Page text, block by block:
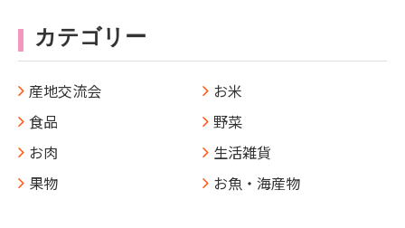
カテゴリー
産地交流会
お米
食品
野菜
お肉
生活雑貨
果物
お魚・海産物